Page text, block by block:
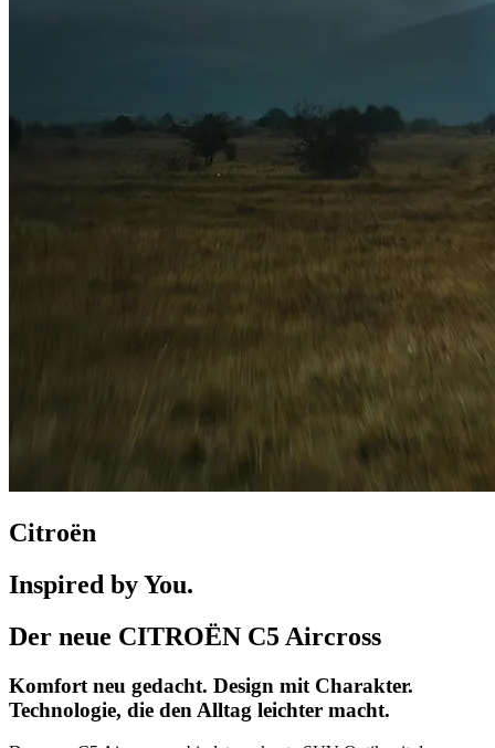
Citroën
Inspired by You.
Der neue CITROËN C5 Aircross
Komfort neu gedacht. Design mit Charakter.
Technologie, die den Alltag leichter macht.